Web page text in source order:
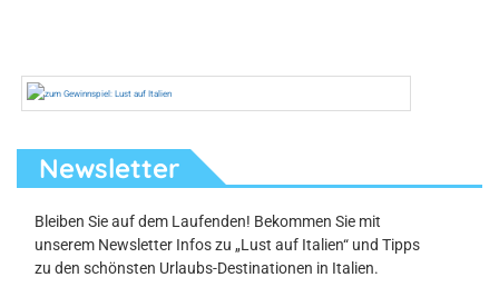
Newsletter
Bleiben Sie auf dem Laufenden! Bekommen Sie mit
unserem Newsletter Infos zu „Lust auf Italien“ und Tipps
zu den schönsten Urlaubs-Destinationen in Italien.